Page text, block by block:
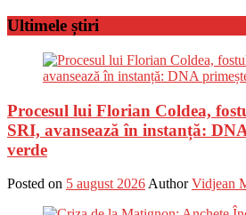
Ultimele știri
Procesul lui Florian Coldea,
SRI, avansează în instanță:
verde
Posted on 5 august 2026 Author Vidjean